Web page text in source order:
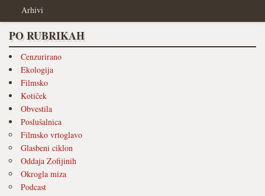
Arhivi
PO RUBRIKAH
Cenzurirano
Ekologija
Filmsko
Kotiček
Obvestila
Poslušalnica
Filmsko vrtoglavo
Glasbeni ciklon
Oddaja Zofijinih
Okrogla miza
Podcast